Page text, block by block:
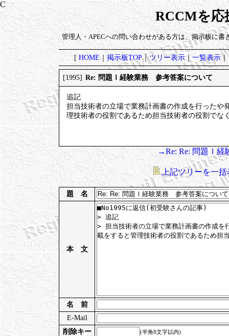
RCCMを応
管理人・APECへの問い合わせがある方は、掲示板に書
[HOME｜掲示板TOP｜ツリー表示｜一覧表示｜
[1995] Re: 問題Ⅰ経験業務 参考答案について
追記
担当技術者の立場で業務計画書の作成を行ったや
理技術者の役割であるため担当技術者の役割でな
→Re: Re: 問題Ⅰ経
上記ツリーを一括
題 名
本 文
名 前
E-Mail
削除キー
(半角8文字以内)